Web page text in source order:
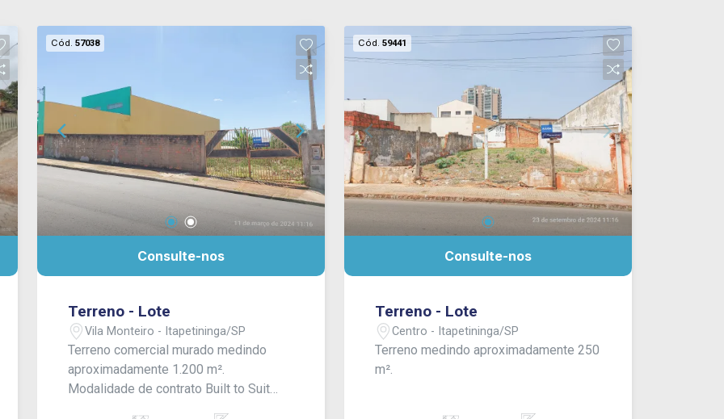
Cód. 57038
Consulte-nos
Terreno - Lote
Vila Monteiro - Itapetininga/SP
Terreno comercial murado medindo
aproximadamente 1.200 m².
Modalidade de contrato Built to Suit
Cód. 59441
Consulte-nos
Terreno - Lote
Centro - Itapetininga/SP
Terreno medindo aproximadamente 250
m².